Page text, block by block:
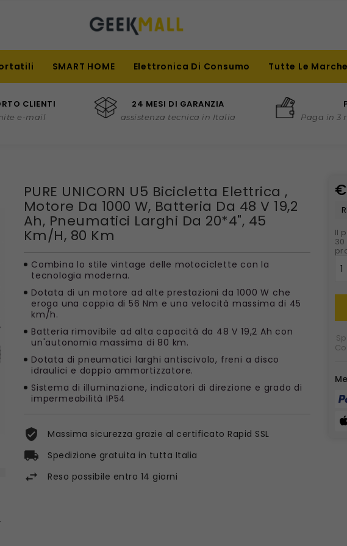
SMART HOME Elettronica Di Consumo Tutte Le Marche
CLIENTI
e-mail
24 MESI DI GARANZIA
assistenza tecnica in Italia Paga in 3
PURE UNICORN U5 Bicicletta Elettrica ,
Motore Da 1000 W, Batteria Da 48 V 19,2
Ah, Pneumatici Larghi Da 20*4", 45
Km/h, 80 Km
Combina lo stile vintage delle motociclette con la
tecnologia moderna.
Dotata di un motore ad alte prestazioni da 1000 W che
eroga una coppia di 56 Nm e una velocità massima di 45
km/h.
Batteria rimovibile ad alta capacità da 48 V 19,2 Ah con
un'autonomia massima di 80 km.
Dotata di pneumatici larghi antiscivolo, freni a disco
idraulici e doppio ammortizzatore.
Sistema di illuminazione, indicatori di direzione e grado di
impermeabilità IP54
Massima sicurezza grazie al certificato Rapid SSL
Spedizione gratuita in tutta Italia
Reso possibile entro 14 giorni
Il